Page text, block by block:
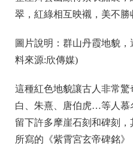
翠，紅綠相互映襯，美不勝
圖片說明：群山丹霞地貌
料來源:欣傳媒)
這種紅色地貌讓古人非常
白、朱熹、唐伯虎…等人慕
留下許多摩崖石刻和碑刻
所寫的《紫霄宮玄帝碑銘